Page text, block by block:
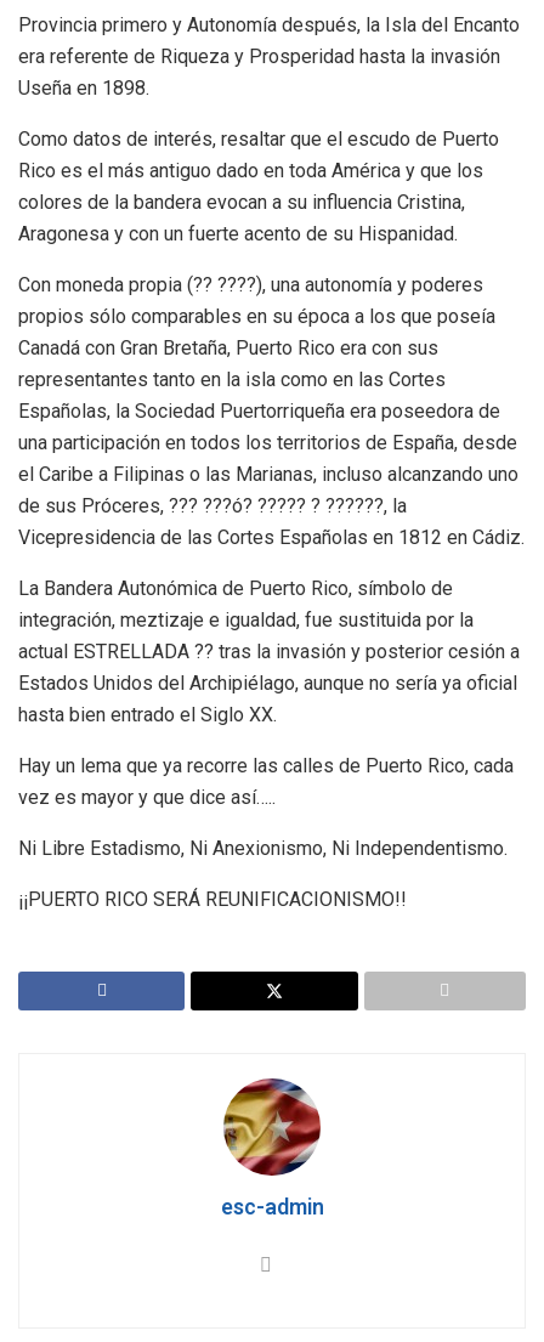
Provincia primero y Autonomía después, la Isla del Encanto
era referente de Riqueza y Prosperidad hasta la invasión
Useña en 1898.
Como datos de interés, resaltar que el escudo de Puerto
Rico es el más antiguo dado en toda América y que los
colores de la bandera evocan a su influencia Cristina,
Aragonesa y con un fuerte acento de su Hispanidad.
Con moneda propia (?? ????), una autonomía y poderes
propios sólo comparables en su época a los que poseía
Canadá con Gran Bretaña, Puerto Rico era con sus
representantes tanto en la isla como en las Cortes
Españolas, la Sociedad Puertorriqueña era poseedora de
una participación en todos los territorios de España, desde
el Caribe a Filipinas o las Marianas, incluso alcanzando uno
de sus Próceres, ??? ???ó? ????? ? ??????, la
Vicepresidencia de las Cortes Españolas en 1812 en Cádiz.
La Bandera Autonómica de Puerto Rico, símbolo de
integración, meztizaje e igualdad, fue sustituida por la
actual ESTRELLADA ?? tras la invasión y posterior cesión a
Estados Unidos del Archipiélago, aunque no sería ya oficial
hasta bien entrado el Siglo XX.
Hay un lema que ya recorre las calles de Puerto Rico, cada
vez es mayor y que dice así…..
Ni Libre Estadismo, Ni Anexionismo, Ni Independentismo.
¡¡PUERTO RICO SERÁ REUNIFICACIONISMO!!
esc-admin